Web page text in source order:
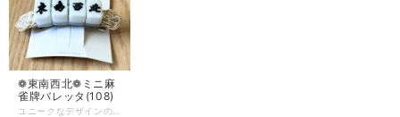
❁ 東南西北❁ ミニ麻
雀牌バレッタ(108)